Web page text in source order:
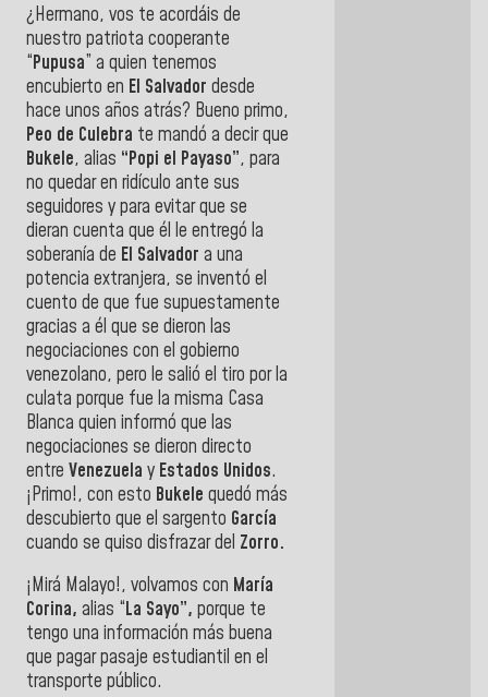
¿Hermano, vos te acordáis de
nuestro patriota cooperante
“Pupusa” a quien tenemos
encubierto en El Salvador desde
hace unos años atrás? Bueno primo,
Peo de Culebra te mandó a decir que
Bukele, alias “Popi el Payaso”, para
no quedar en ridículo ante sus
seguidores y para evitar que se
dieran cuenta que él le entregó la
soberanía de El Salvador a una
potencia extranjera, se inventó el
cuento de que fue supuestamente
gracias a él que se dieron las
negociaciones con el gobierno
venezolano, pero le salió el tiro por la
culata porque fue la misma Casa
Blanca quien informó que las
negociaciones se dieron directo
entre Venezuela y Estados Unidos.
¡Primo!, con esto Bukele quedó más
descubierto que el sargento García
cuando se quiso disfrazar del Zorro.
¡Mirá Malayo!, volvamos con María
Corina, alias “La Sayo”, porque te
tengo una información más buena
que pagar pasaje estudiantil en el
transporte público.